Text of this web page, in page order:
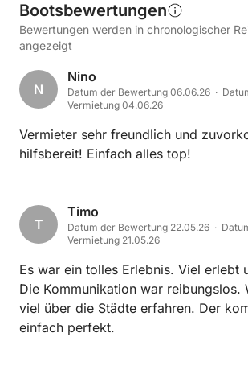
Bootsbewertungen
Bewertungen werden in chronologischer
angezeigt
N
Nino
Datum der Bewertung 06.06.26 ·
Vermietung 04.06.26
Vermieter sehr freundlich und
hilfsbereit! Einfach alles top!
T
Timo
Datum der Bewertung 22.05.26 ·
Vermietung 21.05.26
Es war ein tolles Erlebnis. Viel erlebt
Die Kommunikation war reibungslos.
viel über die Städte erfahren. Der
einfach perfekt.